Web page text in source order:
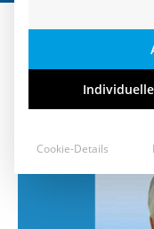
Unser
krank
17. August 2018
Cookie-Details